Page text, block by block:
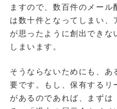
ますので、数百件のメール
は数十件となってしまい、
が思ったように創出できな
しまいます。
そうならないためにも、あ
要です。もし、保有するリ
があるのであれば、まずは